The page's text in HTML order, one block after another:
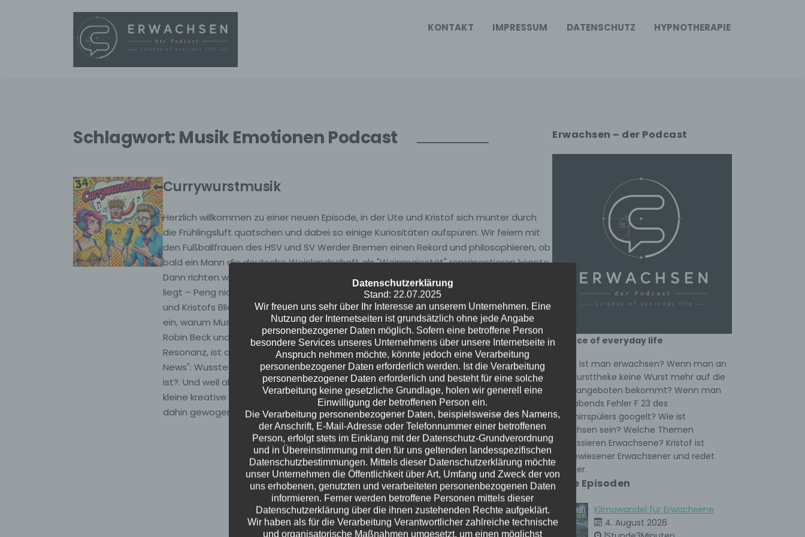
KONTAKT IMPRESSUM DATENSCHUTZ HYPNOTHERAPIE
Schlagwort: Musik Emotionen Podcast
Currywurstmusik
Herzlich willkommen zu einer neuen Episode, in der Ute und Kristof sich munter durch
die Frühlingsluft quatschen und dabei so einige Kuriositäten aufspüren. Wir feiern mit
den Fußballfrauen des HSV und SV Werder Bremen einen Rekord und philosophieren, ob
bald ein Mann die deutsche Weinlandschaft als "Weinmajestät" repräsentieren könnte.
Dann richten wir den Blick ins All und erfahren, dass Beteigeuze in ihren finalen Zügen
liegt – Peng nicht ausgeschlossen!. Nach Utes nervenaufreibender Heilpraktikerprüfung
und Kristofs Blick in die beunruhigende Nachrichtenwelt, tauchen wir tief in die Frage
ein, warum Musik uns glücklich oder traurig macht. Von den ersten Lieben der 90er mit
Robin Beck und Richard Marx bis hin zur wissenschaftlichen Erklärung emotionaler
Resonanz, ist alles dabei. Doch die wahre Überraschung erwartet uns bei den "Good
News": Wusstet Ihr, dass die Currywurst das meistverkaufte Produkt von Volkswagen
ist?. Und weil aller guten Dinge drei sind – nach all diesen Aufregern verkünden wir eine
kleine kreative Pause, um im Sommer mit frischer Energie zurückzukehren. Bleibt uns bis
dahin gewogen!
Erwachsen – der Podcast
science of everyday life
Wann ist man erwachsen? Wenn man an
der Wursttheke keine Wurst mehr auf die
Hand angeboten bekommt? Wenn man
spät abends Fehler F 23 des
Geschirrspülers googelt? Wie ist
Erwachsen sein? Welche Themen
interessieren Erwachsene? Kristof ist
ausgewiesener Erwachsener und redet
darüber.
Neue Episoden
Klimawandel für Erwachsene
4. August 2026
Datenschutzerklärung
Stand: 22.07.2025
Wir freuen uns sehr über Ihr Interesse an unserem Unternehmen. Eine
Nutzung der Internetseiten ist grundsätzlich ohne jede Angabe
personenbezogener Daten möglich. Sofern eine betroffene Person
besondere Services unseres Unternehmens über unsere Internetseite in
Anspruch nehmen möchte, könnte jedoch eine Verarbeitung
personenbezogener Daten erforderlich werden. Ist die Verarbeitung
personenbezogener Daten erforderlich und besteht für eine solche
Verarbeitung keine gesetzliche Grundlage, holen wir generell eine
Einwilligung der betroffenen Person ein.
Die Verarbeitung personenbezogener Daten, beispielsweise des Namens,
der Anschrift, E-Mail-Adresse oder Telefonnummer einer betroffenen
Person, erfolgt stets im Einklang mit der Datenschutz-Grundverordnung
und in Übereinstimmung mit den für uns geltenden landesspezifischen
Datenschutzbestimmungen. Mittels dieser Datenschutzerklärung möchte
unser Unternehmen die Öffentlichkeit über Art, Umfang und Zweck der von
uns erhobenen, genutzten und verarbeiteten personenbezogenen Daten
informieren. Ferner werden betroffene Personen mittels dieser
Datenschutzerklärung über die ihnen zustehenden Rechte aufgeklärt.
Wir haben als für die Verarbeitung Verantwortlicher zahlreiche technische
und organisatorische Maßnahmen umgesetzt, um einen möglichst